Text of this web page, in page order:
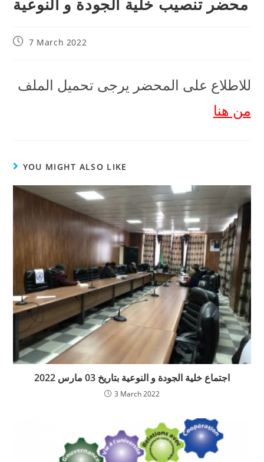
محضر تنصيب خلية الجودة و النوعية
7 March 2022
للاطلاع على المحضر يرجى تحميل الملف
من هنا
YOU MIGHT ALSO LIKE
اجتماع خلية الجودة و النوعية بتاريخ 03 مارس 2022
3 March 2022